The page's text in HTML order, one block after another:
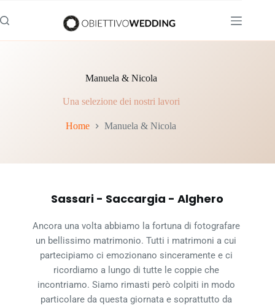
al
contenuto
Manuela & Nicola
Una selezione dei nostri lavori
Home Manuela & Nicola
Sassari - Saccargia - Alghero
Ancora una volta abbiamo la fortuna di fotografare
un bellissimo matrimonio. Tutti i matrimoni a cui
partecipiamo ci emozionano sinceramente e ci
ricordiamo a lungo di tutte le coppie che
incontriamo. Siamo rimasti però colpiti in modo
particolare da questa giornata e soprattutto da